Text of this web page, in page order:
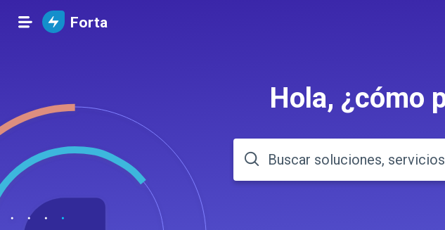
Forta
Hola, ¿cómo